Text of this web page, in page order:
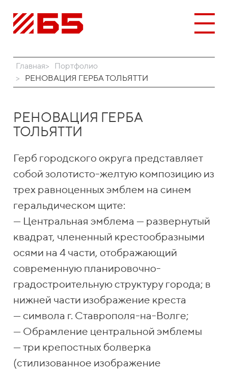
Главная
Портфолио
РЕНОВАЦИЯ ГЕРБА ТОЛЬЯТТИ
РЕНОВАЦИЯ ГЕРБА
ТОЛЬЯТТИ
Герб городского округа представляет
собой золотисто-желтую композицию из
трех равноценных эмблем на синем
геральдическом щите:
— Центральная эмблема — развернутый
квадрат, члененный крестообразными
осями на 4 части, отображающий
современную планировочно-
градостроительную структуру города; в
нижней части изображение креста
— символа г. Ставрополя-на-Волге;
— Обрамление центральной эмблемы
— три крепостных болверка
(стилизованное изображение